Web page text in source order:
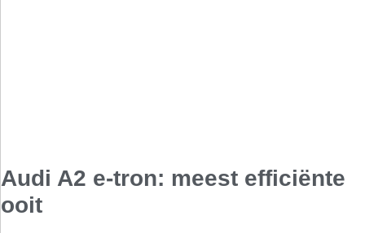
Audi A2 e-tron: meest efficiënte
ooit